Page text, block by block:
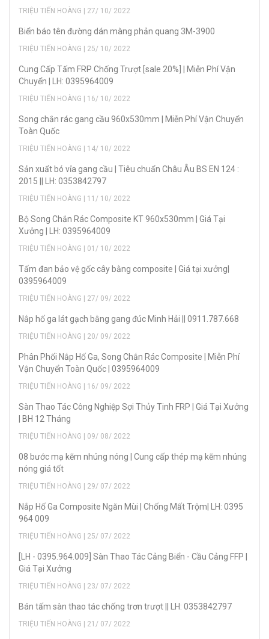
TRIỆU TIẾN HOÀNG | 27/ 10/ 2022
Biển báo tên đường dán màng phản quang 3M-3900
TRIỆU TIẾN HOÀNG | 25/ 10/ 2022
Cung Cấp Tấm FRP Chống Trượt [sale 20%] | Miễn Phí Vận
Chuyển | LH: 0395964009
TRIỆU TIẾN HOÀNG | 16/ 10/ 2022
Song chắn rác gang cầu 960x530mm | Miễn Phí Vận Chuyển
Toàn Quốc
TRIỆU TIẾN HOÀNG | 14/ 10/ 2022
Sản xuẩt bó vỉa gang cầu | Tiêu chuẩn Châu Âu BS EN 124 :
2015 || LH: 0353842797
TRIỆU TIẾN HOÀNG | 11/ 10/ 2022
Bộ Song Chắn Rác Composite KT 960x530mm | Giá Tại
Xưởng | LH: 0395964009
TRIỆU TIẾN HOÀNG | 01/ 10/ 2022
Tấm đan bảo vệ gốc cây bằng composite | Giá tại xưởng|
0395964009
TRIỆU TIẾN HOÀNG | 27/ 09/ 2022
Nắp hố ga lát gạch bằng gang đúc Minh Hải || 0911.787.668
TRIỆU TIẾN HOÀNG | 20/ 09/ 2022
Phân Phối Nắp Hố Ga, Song Chắn Rác Composite | Miễn Phí
Vận Chuyển Toàn Quốc | 0395964009
TRIỆU TIẾN HOÀNG | 16/ 09/ 2022
Sàn Thao Tác Công Nghiệp Sợi Thủy Tinh FRP | Giá Tại Xưởng
| BH 12 Tháng
TRIỆU TIẾN HOÀNG | 09/ 08/ 2022
08 bước mạ kẽm nhúng nóng | Cung cấp thép mạ kẽm nhúng
nóng giá tốt
TRIỆU TIẾN HOÀNG | 29/ 07/ 2022
Nắp Hố Ga Composite Ngăn Mùi | Chống Mất Trộm| LH: 0395
964 009
TRIỆU TIẾN HOÀNG | 25/ 07/ 2022
[LH - 0395.964.009] Sàn Thao Tác Cảng Biển - Cầu Cảng FFP |
Giá Tại Xưởng
TRIỆU TIẾN HOÀNG | 23/ 07/ 2022
Bán tấm sàn thao tác chống trơn trượt || LH: 0353842797
TRIỆU TIẾN HOÀNG | 21/ 07/ 2022